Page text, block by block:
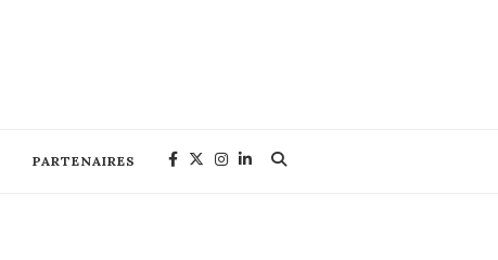
PARTENAIRES